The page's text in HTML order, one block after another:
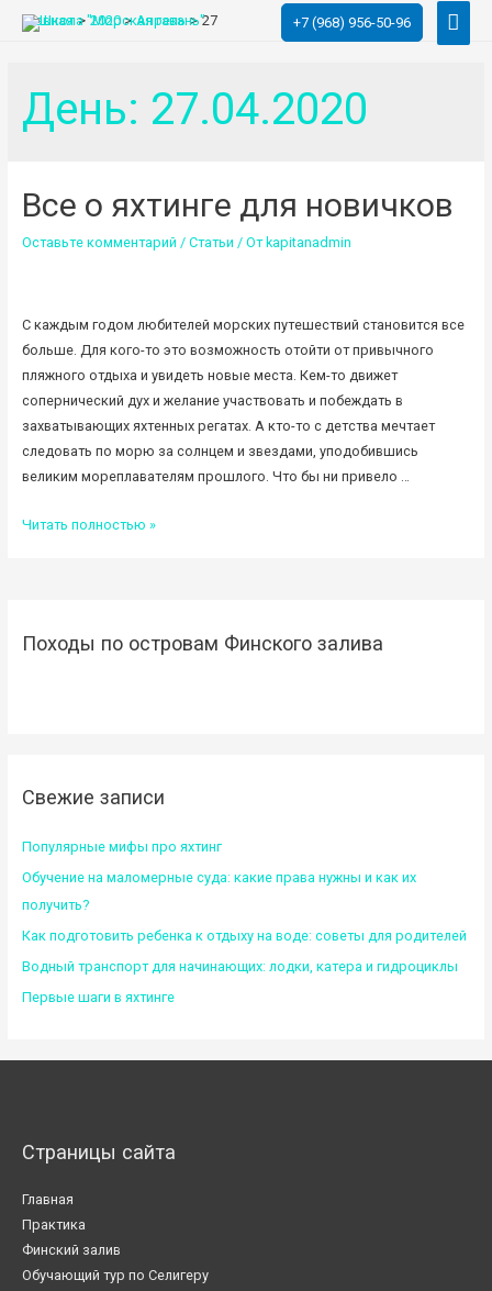
+7 (968) 956-50-96
Главная 2020 Апрель 27
День: 27.04.2020
Все о яхтинге для новичков
Оставьте комментарий / Статьи / От kapitanadmin
С каждым годом любителей морских путешествий становится все
больше. Для кого-то это возможность отойти от привычного
пляжного отдыха и увидеть новые места. Кем-то движет
сопернический дух и желание участвовать и побеждать в
захватывающих яхтенных регатах. А кто-то с детства мечтает
следовать по морю за солнцем и звездами, уподобившись
великим мореплавателям прошлого. Что бы ни привело …
Все
Читать полностью »
Походы по островам Финского залива
Свежие записи
Популярные мифы про яхтинг
Обучение на маломерные суда: какие права нужны и как их
получить?
Как подготовить ребенка к отдыху на воде: советы для родителей
Водный транспорт для начинающих: лодки, катера и гидроциклы
Первые шаги в яхтинге
Страницы сайта
Главная
Практика
Финский залив
Обучающий тур по Селигеру